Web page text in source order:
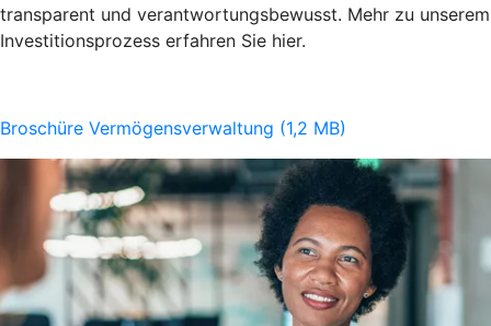
transparent und verantwortungsbewusst. Mehr zu unserem
Investitionsprozess erfahren Sie hier.
Broschüre Vermögensverwaltung (1,2 MB)